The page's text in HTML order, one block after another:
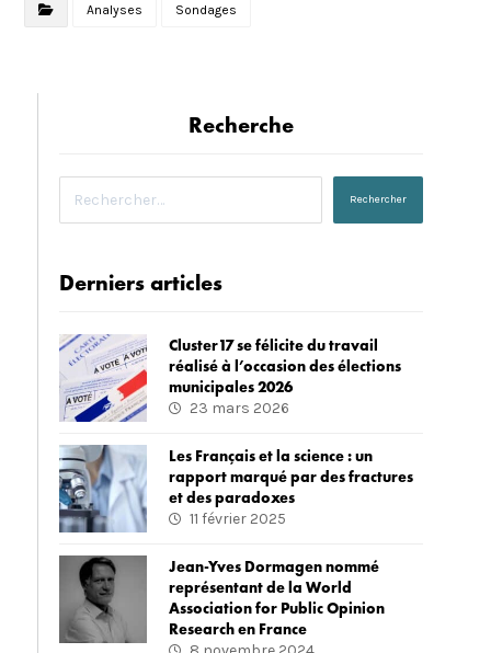
Analyses Sondages
Recherche
Derniers articles
Cluster17 se félicite du travail
réalisé à l’occasion des élections
municipales 2026
23 mars 2026
Les Français et la science : un
rapport marqué par des fractures
et des paradoxes
11 février 2025
Jean-Yves Dormagen nommé
représentant de la World
Association for Public Opinion
Research en France